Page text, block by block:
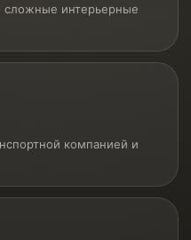
сложные интерьерные
компанией и